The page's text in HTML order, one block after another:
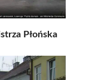
Płońska